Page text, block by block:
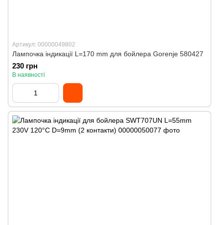
Артикул: 00000049802
Лампочка індикації L=170 mm для бойлера Gorenje 580427
230 грн
В наявності